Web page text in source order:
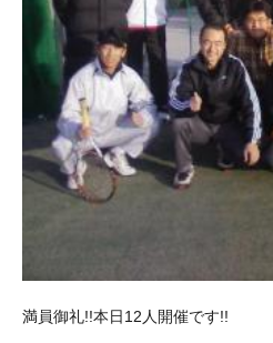
満員御礼!!本日12人開催です!!